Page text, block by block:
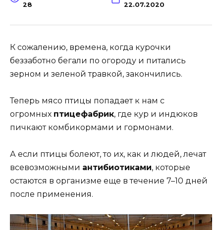
28 22.07.2020
К сожалению, времена, когда курочки
беззаботно бегали по огороду и питались
зерном и зеленой травкой, закончились.
Теперь мясо птицы попадает к нам с
огромных птицефабрик, где кур и индюков
пичкают комбикормами и гормонами.
А если птицы болеют, то их, как и людей, лечат
всевозможными антибиотиками, которые
остаются в организме еще в течение 7–10 дней
после применения.